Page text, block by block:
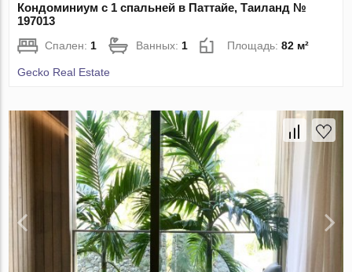
Кондоминиум с 1 спальней в Паттайе, Таиланд №
197013
Спален:1 Ванных:1 Площадь:82 м²
Gecko Real Estate